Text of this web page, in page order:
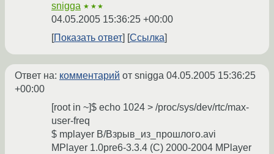
snigga ★★★
04.05.2005 15:36:25 +00:00
Показать ответ
Ссылка
Ответ на: комментарий от snigga 04.05.2005 15:36:25
+00:00
[root in ~]$ echo 1024 > /proc/sys/dev/rtc/max-
user-freq
$ mplayer В/Взрыв_из_прошлого.avi
MPlayer 1.0pre6-3.3.4 (C) 2000-2004 MPlayer